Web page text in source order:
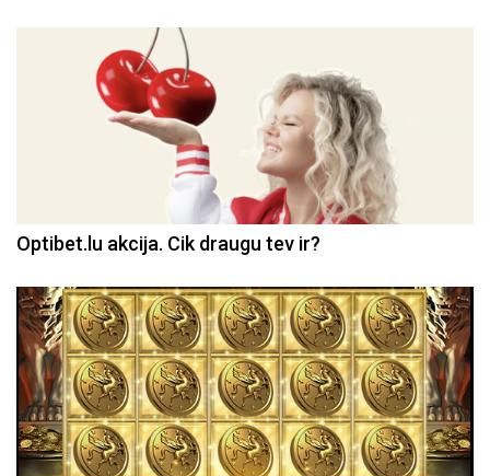
Optibet.lu akcija. Cik draugu tev ir?